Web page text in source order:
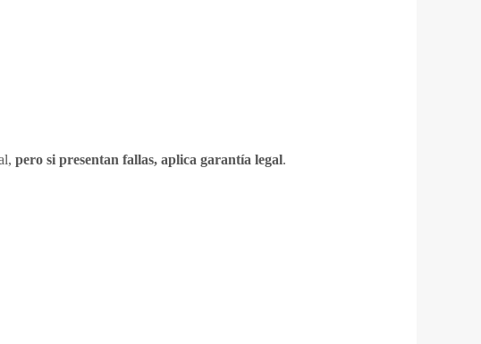
pero si presentan fallas, aplica garantía legal.